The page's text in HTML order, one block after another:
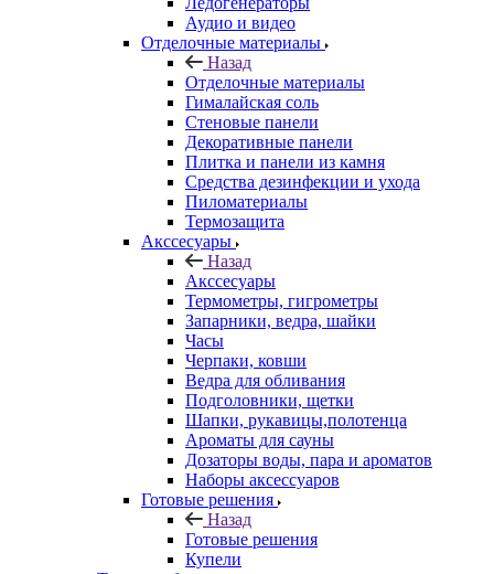
Аудио и видео
Отделочные материалы
Назад
Отделочные материалы
Гималайская соль
Стеновые панели
Декоративные панели
Плитка и панели из камня
Средства дезинфекции и ухода
Пиломатериалы
Термозащита
Аксcесуары
Назад
Аксcесуары
Термометры, гигрометры
Запарники, ведра, шайки
Часы
Черпаки, ковши
Ведра для обливания
Подголовники, щетки
Шапки, рукавицы,полотенца
Ароматы для сауны
Дозаторы воды, пара и ароматов
Наборы аксессуаров
Готовые решения
Назад
Готовые решения
Купели